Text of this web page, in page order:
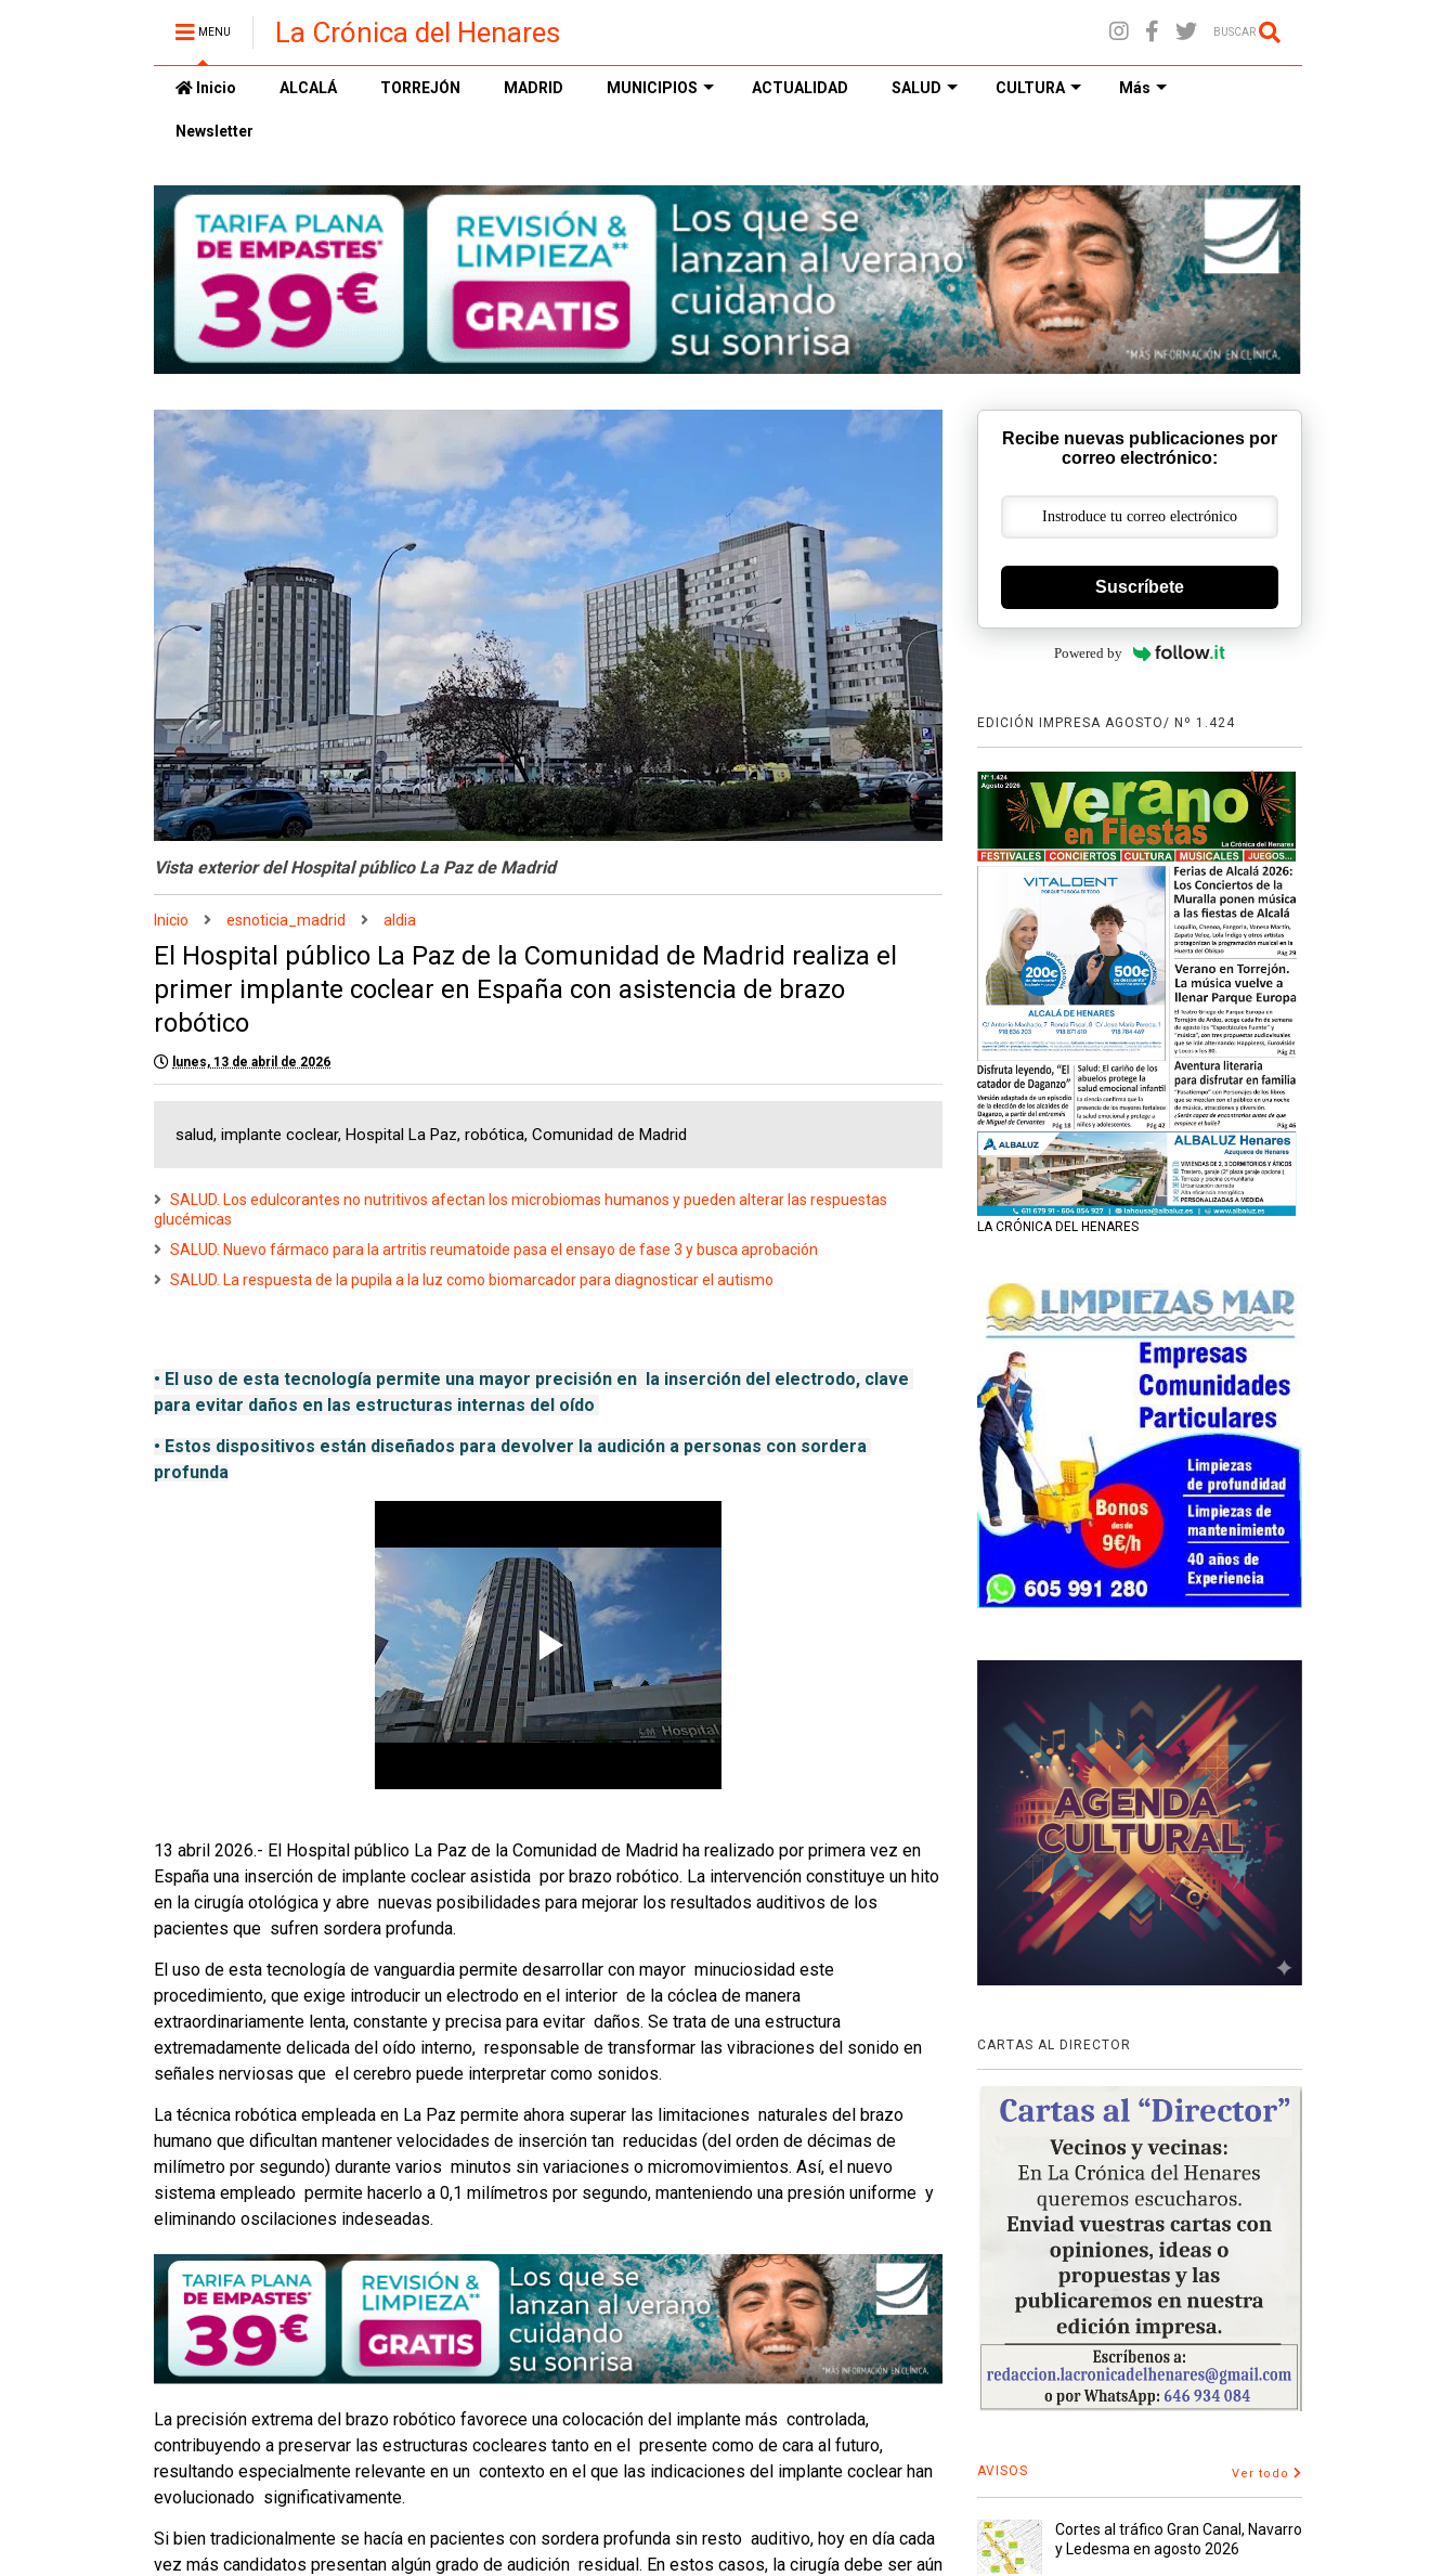
MENU La Crónica del Henares BUSCAR
Inicio ALCALÁ TORREJÓN MADRID MUNICIPIOS ACTUALIDAD SALUD CULTURA Más
Newsletter
Vista exterior del Hospital público La Paz de Madrid
Inicio esnoticia_madrid aldia
El Hospital público La Paz de la Comunidad de Madrid realiza el
primer implante coclear en España con asistencia de brazo
robótico
lunes, 13 de abril de 2026
salud, implante coclear, Hospital La Paz, robótica, Comunidad de Madrid
SALUD. Los edulcorantes no nutritivos afectan los microbiomas humanos y pueden alterar las respuestas
glucémicas
SALUD. Nuevo fármaco para la artritis reumatoide pasa el ensayo de fase 3 y busca aprobación
SALUD. La respuesta de la pupila a la luz como biomarcador para diagnosticar el autismo
• El uso de esta tecnología permite una mayor precisión en  la inserción del electrodo, clave
para evitar daños en las estructuras internas del oído
• Estos dispositivos están diseñados para devolver la audición a personas con sordera
profunda
13 abril 2026.- El Hospital público La Paz de la Comunidad de Madrid ha realizado por primera vez en
España una inserción de implante coclear asistida  por brazo robótico. La intervención constituye un hito
en la cirugía otológica y abre  nuevas posibilidades para mejorar los resultados auditivos de los
pacientes que  sufren sordera profunda.
El uso de esta tecnología de vanguardia permite desarrollar con mayor  minuciosidad este
procedimiento, que exige introducir un electrodo en el interior  de la cóclea de manera
extraordinariamente lenta, constante y precisa para evitar  daños. Se trata de una estructura
extremadamente delicada del oído interno,  responsable de transformar las vibraciones del sonido en
señales nerviosas que  el cerebro puede interpretar como sonidos.
La técnica robótica empleada en La Paz permite ahora superar las limitaciones  naturales del brazo
humano que dificultan mantener velocidades de inserción tan  reducidas (del orden de décimas de
milímetro por segundo) durante varios  minutos sin variaciones o micromovimientos. Así, el nuevo
sistema empleado  permite hacerlo a 0,1 milímetros por segundo, manteniendo una presión uniforme  y
eliminando oscilaciones indeseadas.
La precisión extrema del brazo robótico favorece una colocación del implante más  controlada,
contribuyendo a preservar las estructuras cocleares tanto en el  presente como de cara al futuro,
resultando especialmente relevante en un  contexto en el que las indicaciones del implante coclear han
evolucionado  significativamente.
Si bien tradicionalmente se hacía en pacientes con sordera profunda sin resto  auditivo, hoy en día cada
vez más candidatos presentan algún grado de audición  residual. En estos casos, la cirugía debe ser aún
Recibe nuevas publicaciones por
correo electrónico:
Suscríbete
Powered by
EDICIÓN IMPRESA AGOSTO/ Nº 1.424
LA CRÓNICA DEL HENARES
CARTAS AL DIRECTOR
AVISOS Ver todo
Cortes al tráfico Gran Canal, Navarro
y Ledesma en agosto 2026